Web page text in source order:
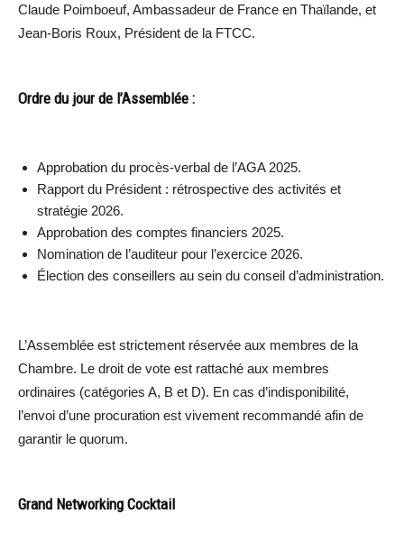
Claude Poimboeuf, Ambassadeur de France en Thaïlande, et
Jean-Boris Roux, Président de la FTCC.
Ordre du jour de l’Assemblée :
Approbation du procès-verbal de l’AGA 2025.
Rapport du Président : rétrospective des activités et
stratégie 2026.
Approbation des comptes financiers 2025.
Nomination de l’auditeur pour l’exercice 2026.
Élection des conseillers au sein du conseil d’administration.
L’Assemblée est strictement réservée aux membres de la
Chambre. Le droit de vote est rattaché aux membres
ordinaires (catégories A, B et D). En cas d’indisponibilité,
l’envoi d’une procuration est vivement recommandé afin de
garantir le quorum.
Grand Networking Cocktail